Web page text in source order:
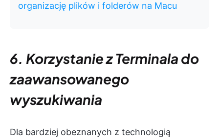
organizację plików i folderów na Macu
6. Korzystanie z Terminala do
zaawansowanego
wyszukiwania
Dla bardziej obeznanych z technologią